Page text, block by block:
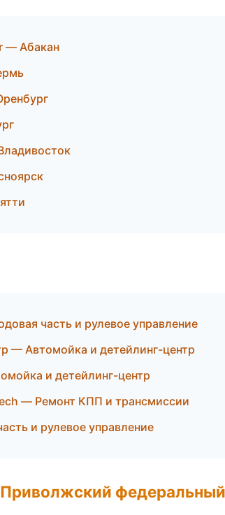
— Абакан
часть и рулевое управление
— Автомойка и детейлинг-центр
и детейлинг-центр
— Ремонт КПП и трансмиссии
и рулевое управление